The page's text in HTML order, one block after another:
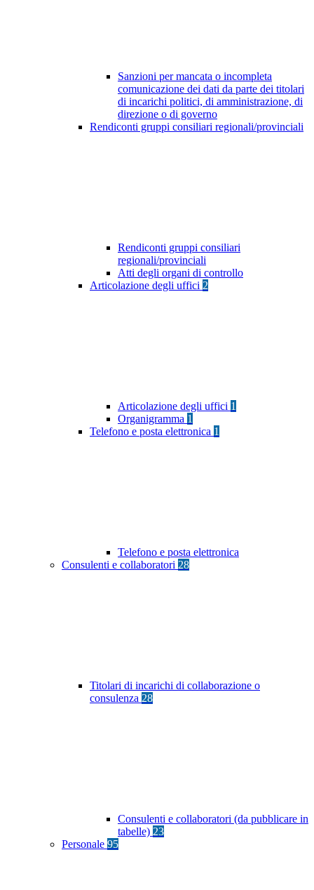
Sanzioni per mancata o incompleta
comunicazione dei dati da parte dei titolari
di incarichi politici, di amministrazione, di
direzione o di governo
Rendiconti gruppi consiliari regionali/provinciali
Rendiconti gruppi consiliari
regionali/provinciali
Atti degli organi di controllo
Articolazione degli uffici 2
Articolazione degli uffici 1
Organigramma 1
Telefono e posta elettronica 1
Telefono e posta elettronica
Consulenti e collaboratori 28
Titolari di incarichi di collaborazione o
consulenza 28
Consulenti e collaboratori (da pubblicare in
tabelle) 23
Personale 95